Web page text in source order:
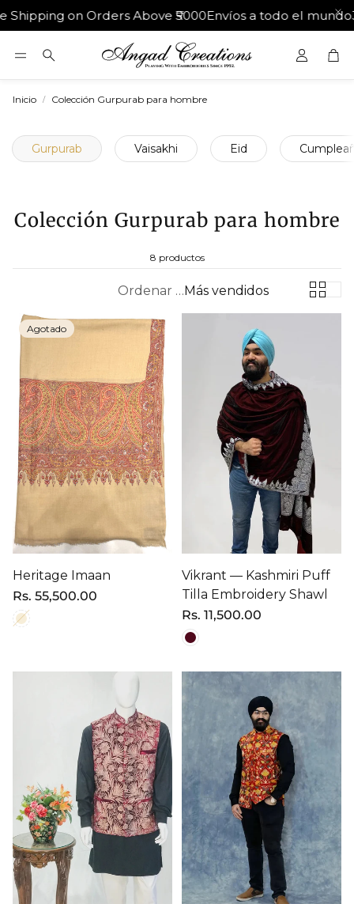
on Orders Above ₹5000Envíos a todo el mundo30
Buscar
Inicio Colección Gurpurab para hombre
Gurpurab Vaisakhi Eid
Colección Gurpurab para hombre
8 productos
Ordenar por: Más vendidos
Agotado
Heritage Imaan
Precio
regular
Rs. 55,500.00
Vikrant — Kashmiri Puff
Tilla Embroidery Shawl
Precio
regular
Rs. 11,500.00